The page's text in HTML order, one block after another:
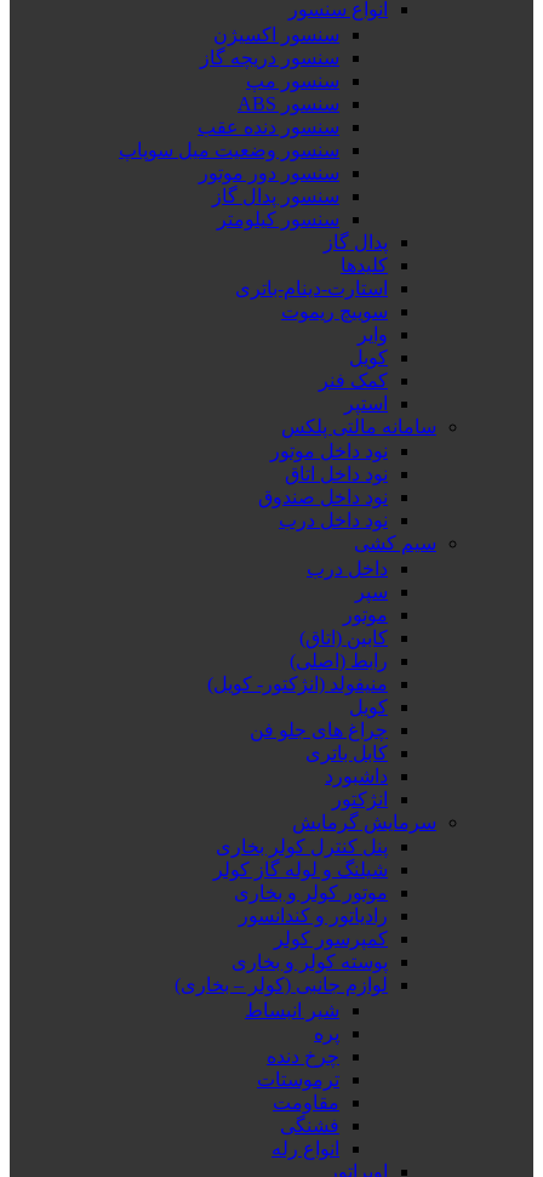
انواع سنسور
سنسور اکسیژن
سنسور دریچه گاز
سنسور مپ
سنسور ABS
سنسور دنده عقب
سنسور وضعیت میل سوپاپ
سنسور دور موتور
سنسور پدال گاز
سنسور کیلومتر
پدال گاز
کلیدها
استارت-دینام-باتری
سوییچ ریموت
وایر
کویل
کمک فنر
استپر
سامانه مالتی پلکس
نود داخل موتور
نود داخل اتاق
نود داخل صندوق
نود داخل درب
سیم کشی
داخل درب
سپر
موتور
کابین (اتاق)
رابط (اصلی)
منیفولد (انژکتور- کویل)
کویل
چراغ های جلو فن
کابل باتری
داشبورد
انژکتور
سرمایش گرمایش
پنل کنترل کولر بخاری
شیلنگ و لوله گاز کولر
موتور کولر و بخاری
رادیاتور و کندانسور
کمپرسور کولر
پوسته کولر و بخاری
لوازم جانبی (کولر – بخاری)
شیر انبساط
پره
چرخ دنده
ترموستات
مقاومت
فشنگی
انواع رله
اوپراتور